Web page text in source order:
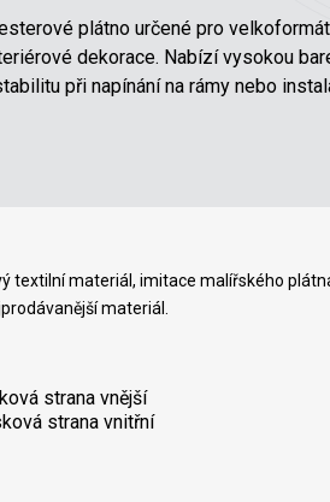
plátno určené pro
dekorace. Nabízí vysokou
při napínání na rámy nebo
textilní materiál, imitace malířského
materiál.
strana vnější
strana vnitřní